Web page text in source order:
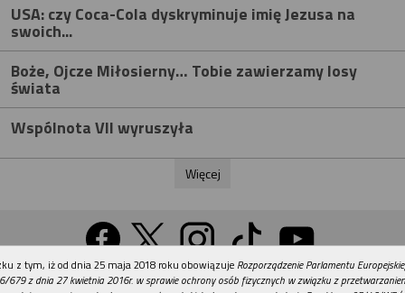
USA: czy Coca-Cola dyskryminuje imię Jezusa na
swoich...
Boże, Ojcze Miłosierny… Tobie zawierzamy losy
świata
Wspólnota VII wyruszyła
Więcej
Wersja na komputer
REKLAMA
z tym, iż od dnia 25 maja 2018 roku obowiązuje Rozporządzenie Parlamentu
679 z dnia 27 kwietnia 2016r. w sprawie ochrony osób fizycznych w związku z